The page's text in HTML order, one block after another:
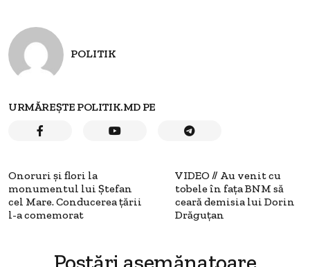
POLITIK
URMĂREȘTE POLITIK.MD PE
Onoruri și flori la
monumentul lui Ștefan
cel Mare. Conducerea țării
l-a comemorat
VIDEO // Au venit cu
tobele în fața BNM să
ceară demisia lui Dorin
Drăguțan